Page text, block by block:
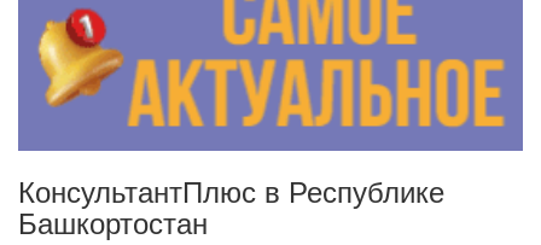
КонсультантПлюс в Республике
Башкортостан